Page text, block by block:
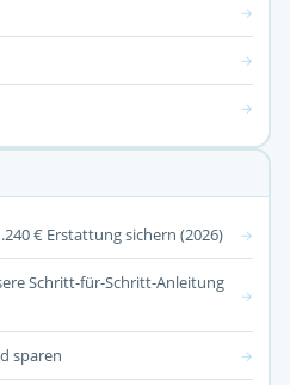
→
→
→
€ Erstattung sichern (2026) →
Schritt-für-Schritt-Anleitung
→
sparen →